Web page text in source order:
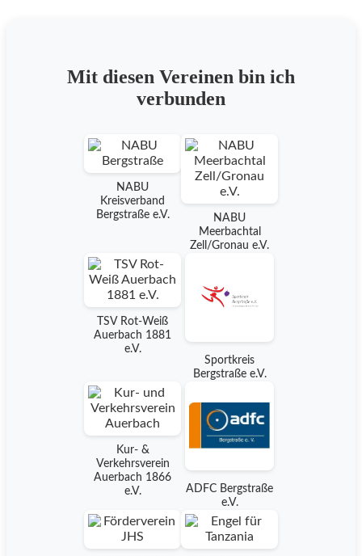
Mit diesen Vereinen bin ich
verbunden
NABU
Kreisverband
Bergstraße e.V.
NABU
Meerbachtal
Zell/Gronau e.V.
TSV Rot-Weiß
Auerbach 1881
e.V.
Sportkreis
Bergstraße e.V.
Kur- &
Verkehrsverein
Auerbach 1866
e.V.
ADFC Bergstraße
e.V.